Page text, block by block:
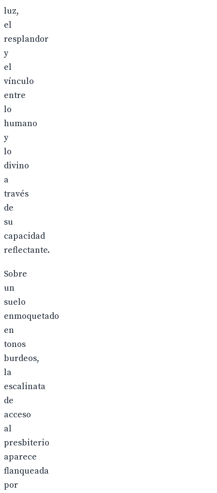
luz,
el
resplandor
y
el
vínculo
entre
lo
humano
y
lo
divino
a
través
de
su
capacidad
reflectante.
Sobre
un
suelo
enmoquetado
en
tonos
burdeos,
la
escalinata
de
acceso
al
presbiterio
aparece
flanqueada
por